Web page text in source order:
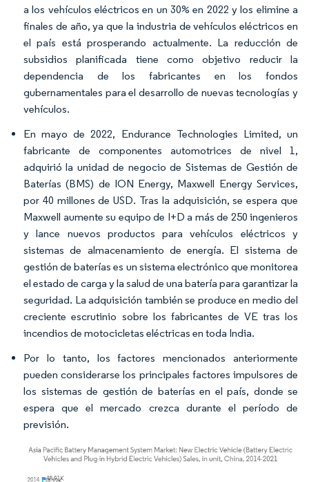
a los vehículos eléctricos en un 30% en 2022 y los elimine a
finales de año, ya que la industria de vehículos eléctricos en
el país está prosperando actualmente. La reducción de
subsidios planificada tiene como objetivo reducir la
dependencia de los fabricantes en los fondos
gubernamentales para el desarrollo de nuevas tecnologías y
vehículos.
En mayo de 2022, Endurance Technologies Limited, un
fabricante de componentes automotrices de nivel 1,
adquirió la unidad de negocio de Sistemas de Gestión de
Baterías (BMS) de ION Energy, Maxwell Energy Services,
por 40 millones de USD. Tras la adquisición, se espera que
Maxwell aumente su equipo de I+D a más de 250 ingenieros
y lance nuevos productos para vehículos eléctricos y
sistemas de almacenamiento de energía. El sistema de
gestión de baterías es un sistema electrónico que monitorea
el estado de carga y la salud de una batería para garantizar la
seguridad. La adquisición también se produce en medio del
creciente escrutinio sobre los fabricantes de VE tras los
incendios de motocicletas eléctricas en toda India.
Por lo tanto, los factores mencionados anteriormente
pueden considerarse los principales factores impulsores de
los sistemas de gestión de baterías en el país, donde se
espera que el mercado crezca durante el período de
previsión.